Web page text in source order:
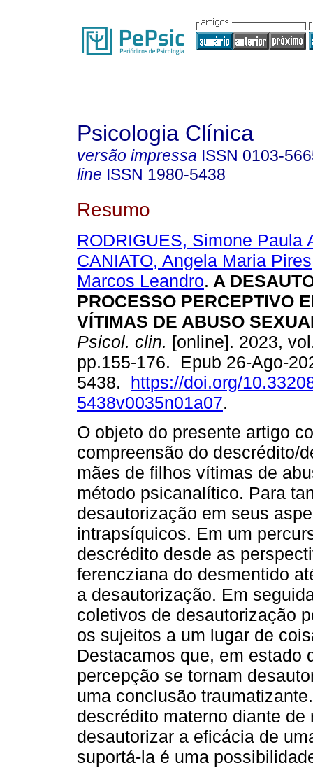
Psicologia Clínica
versão impressa ISSN 0103-
line ISSN 1980-5438
Resumo
RODRIGUES, Simone Paula
CANIATO, Angela Maria Pires
Marcos Leandro. A
PROCESSO PERCEPTIVO
VÍTIMAS DE ABUSO
Psicol. clin. [online]. 2023,
pp.155-176. Epub 26-Ago-
5438. https://doi.org/
5438v0035n01a07.
O objeto do presente artigo
compreensão do descrédito/
mães de filhos vítimas de
método psicanalítico. Para
desautorização em seus
intrapsíquicos. Em um
descrédito desde as
ferencziana do desmentido
a desautorização. Em
coletivos de desautorização
os sujeitos a um lugar de
Destacamos que, em estado
percepção se tornam
uma conclusão
descrédito materno diante
desautorizar a eficácia de
suportá-la é uma